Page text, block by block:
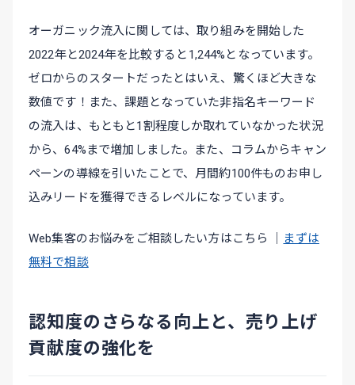
オーガニック流入に関しては、取り組みを開始した
2022年と2024年を比較すると1,244%となっています。
ゼロからのスタートだったとはいえ、驚くほど大きな
数値です！また、課題となっていた非指名キーワード
の流入は、もともと1割程度しか取れていなかった状況
から、64%まで増加しました。また、コラムからキャン
ペーンの導線を引いたことで、月間約100件ものお申し
込みリードを獲得できるレベルになっています。
Web集客のお悩みをご相談したい方はこちら ｜
まずは
無料で相談
認知度のさらなる向上と、売り上げ
貢献度の強化を